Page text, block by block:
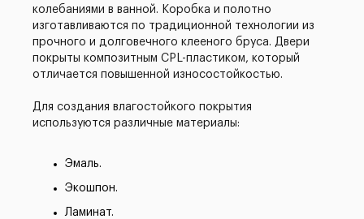
колебаниями в ванной. Коробка и полотно
изготавливаются по традиционной технологии из
прочного и долговечного клееного бруса. Двери
покрыты композитным CPL-пластиком, который
отличается повышенной износостойкостью.
Для создания влагостойкого покрытия
используются различные материалы:
Эмаль.
Экошпон.
Ламинат.